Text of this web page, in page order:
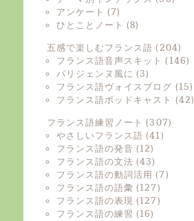
アンケート (7)
ひとことノート (8)
五感で楽しむフランス語 (204)
フランス語音声スキット (146)
パリジェンヌ風に (3)
フランス語ヴォイスブログ (15)
フランス語ポッドキャスト (42)
フランス語練習ノート (307)
やさしいフランス語 (41)
フランス語の発音 (12)
フランス語の文法 (43)
フランス語の動詞活用 (7)
フランス語の語彙 (127)
フランス語の表現 (127)
フランス語の練習 (16)